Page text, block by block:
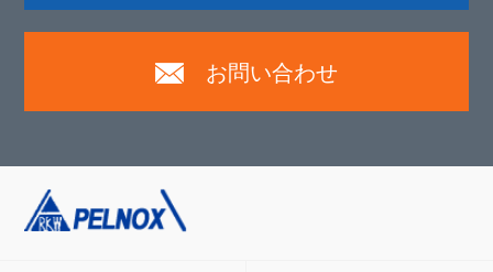
お問い合わせ